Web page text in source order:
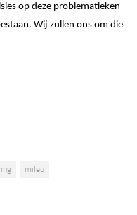
op deze problematieken
Wij zullen ons om die
mileu